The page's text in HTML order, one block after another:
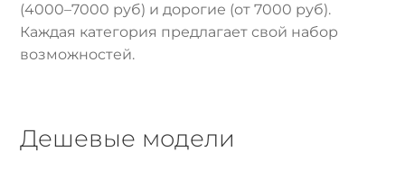
(4000–7000 руб) и дорогие (от 7000 руб).
Каждая категория предлагает свой набор
возможностей.
Дешевые модели